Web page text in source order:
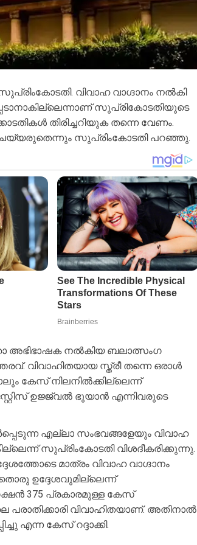
വിവാഹ വാഗ്ദാനം നല്‍കി
സുപ്രികോടതിയുടെ
തിരിച്ചറിയുക തന്നെ വേണം.
സുപ്രിംകോടതി പറഞ്ഞു.
അഭിഭാഷക നല്‍കിയ ബലാത്സംഗ
വിവാഹിതയായ സ്ത്രീ തന്നെ ഒരാള്‍
കേസ് നിലനില്‍ക്കില്ലെന്ന്
ഉജ്ജ്വല്‍ ഭുയാന്‍ എന്നിവരുടെ
എല്ലാ സംഭവങ്ങളേയും വിവാഹ
സുപ്രിംകോടതി വിശദീകരിക്കുന്നു.
മാത്രം വിവാഹ വാഗ്ദാനം
ഉദ്ദേശവുമില്ലെന്ന്
375 പ്രകാരമുള്ള കേസ്
വിവാഹിതയാണ്. അതിനാല്‍
എന്ന കേസ് റദ്ദാക്കി.